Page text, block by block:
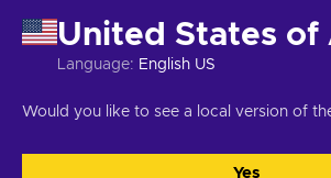
Copyright © 2026 Eneba. Tous droits réservés.
l'utilisation de ces technologies par Eneba
Vous pouvez ajuster votre consentement
« Personnaliser ».
Google, consultezSécurité et
United States of
Language: English US
Would you like to see a local version of
Yes